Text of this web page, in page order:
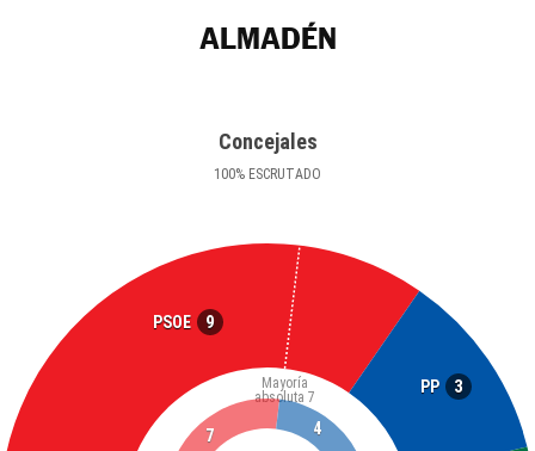
ALMADÉN
Concejales
100% ESCRUTADO
PSOE 9
PP 3
Mayoría
absoluta 7
7 4